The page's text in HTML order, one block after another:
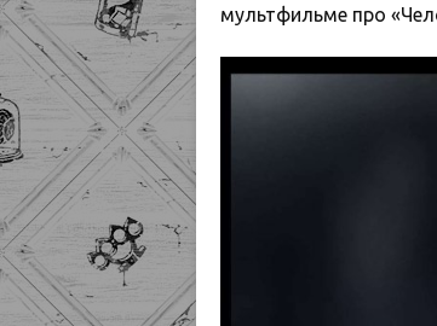
мультфильме про